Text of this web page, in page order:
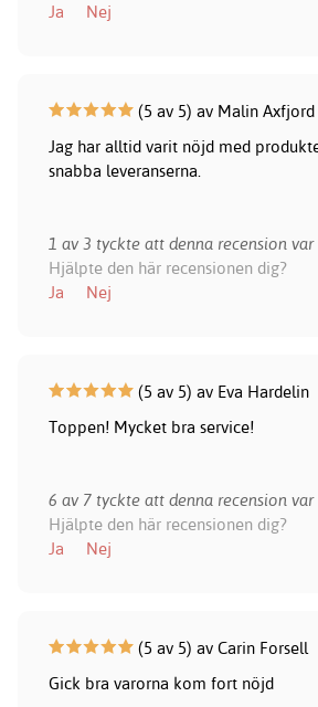
Ja
Nej
(5 av 5) av Malin Axfjord
Jag har alltid varit nöjd med
snabba leveranserna.
1 av 3 tyckte att denna recension
Hjälpte den här recensionen dig?
Ja
Nej
(5 av 5) av Eva Hardelin
Toppen! Mycket bra service!
6 av 7 tyckte att denna recension
Hjälpte den här recensionen dig?
Ja
Nej
(5 av 5) av Carin Forsell
Gick bra varorna kom fort nöjd